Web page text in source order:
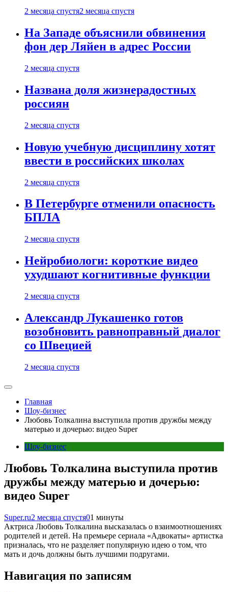
2 месяца спустя2 месяца спустя
На Западе объяснили обвинения
фон дер Ляйен в адрес России
2 месяца спустя
Названа доля жизнерадостных
россиян
2 месяца спустя
Новую учебную дисциплину хотят
ввести в российских школах
2 месяца спустя
В Петербурге отменили опасность
БПЛА
2 месяца спустя
Нейробиологи: короткие видео
ухудшают когнитивные функции
2 месяца спустя
Александр Лукашенко готов
возобновить равноправный диалог
со Швецией
2 месяца спустя
Главная
Шоу-бизнес
Любовь Толкалина выступила против дружбы между
матерью и дочерью: видео Super
Шоу-бизнес
Любовь Толкалина выступила против
дружбы между матерью и дочерью:
видео Super
Super.ru2 месяца спустя01 минуты
Актриса Любовь Толкалина высказалась о взаимоотношениях
родителей и детей. На премьере сериала «Адвокаты» артистка
призналась, что не разделяет популярную идею о том, что
мать и дочь должны быть лучшими подругами.
Навигация по записям